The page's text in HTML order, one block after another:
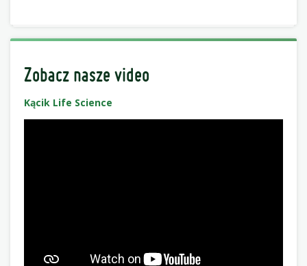
Zobacz nasze video
Kącik Life Science